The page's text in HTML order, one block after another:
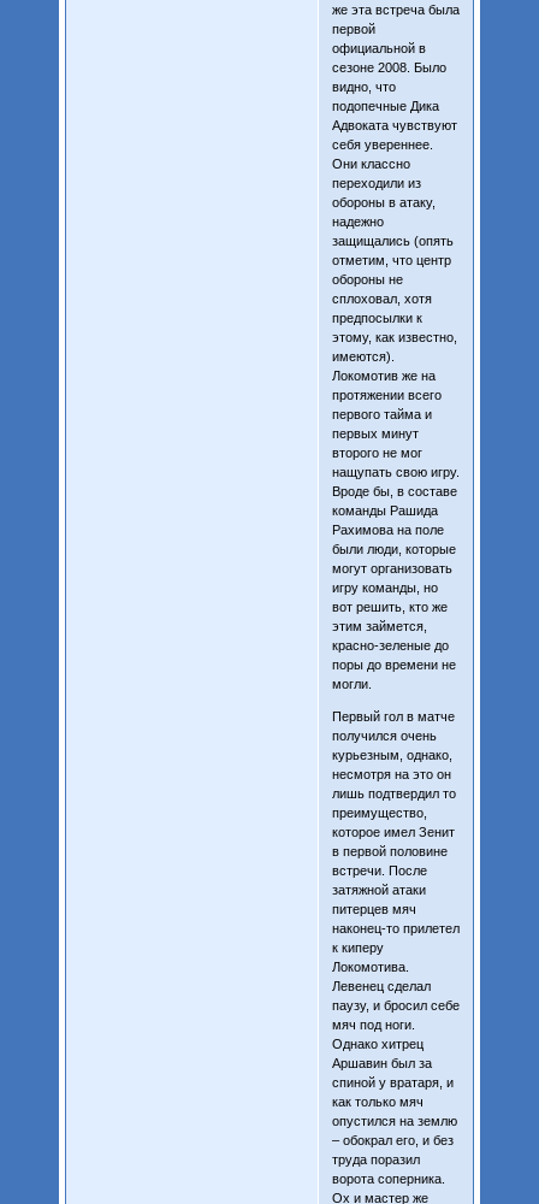
же эта встреча была
первой
официальной в
сезоне 2008. Было
видно, что
подопечные Дика
Адвоката чувствуют
себя увереннее.
Они классно
переходили из
обороны в атаку,
надежно
защищались (опять
отметим, что центр
обороны не
сплоховал, хотя
предпосылки к
этому, как известно,
имеются).
Локомотив же на
протяжении всего
первого тайма и
первых минут
второго не мог
нащупать свою игру.
Вроде бы, в составе
команды Рашида
Рахимова на поле
были люди, которые
могут организовать
игру команды, но
вот решить, кто же
этим займется,
красно-зеленые до
поры до времени не
могли.
Первый гол в матче
получился очень
курьезным, однако,
несмотря на это он
лишь подтвердил то
преимущество,
которое имел Зенит
в первой половине
встречи. После
затяжной атаки
питерцев мяч
наконец-то прилетел
к киперу
Локомотива.
Левенец сделал
паузу, и бросил себе
мяч под ноги.
Однако хитрец
Аршавин был за
спиной у вратаря, и
как только мяч
опустился на землю
– обокрал его, и без
труда поразил
ворота соперника.
Ох и мастер же